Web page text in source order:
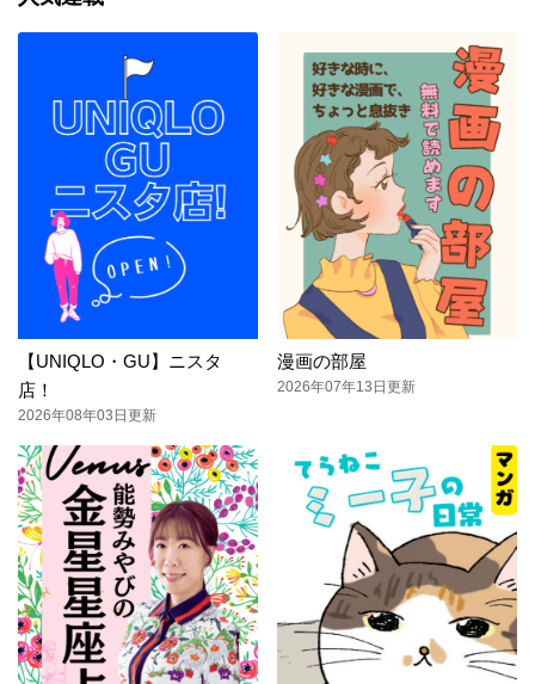
【UNIQLO・GU】ニスタ
店！
2026年08年03日更新
漫画の部屋
2026年07年13日更新